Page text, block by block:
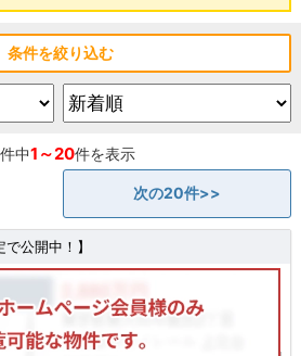
条件を絞り込む
件中1～20件を表示
次の20件>>
で公開中！】